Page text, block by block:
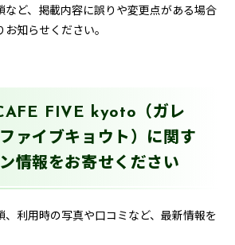
など、掲載内容に誤りや変更点がある場合
知らせください。
FIVE kyoto（ガレ
ァイブキョウト）に関す
情報をお寄せください
、利用時の写真や口コミなど、最新情報を